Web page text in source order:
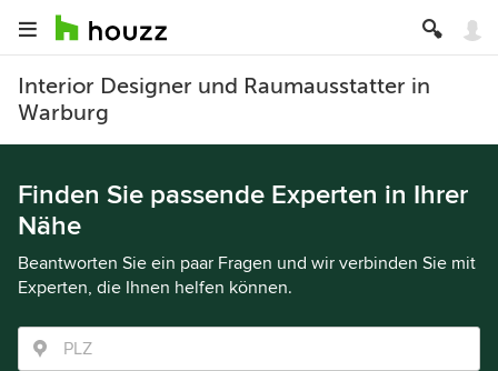
Interior Designer und Raumausstatter in
Warburg
Finden Sie passende Experten in Ihrer
Nähe
Beantworten Sie ein paar Fragen und wir verbinden Sie mit
Experten, die Ihnen helfen können.